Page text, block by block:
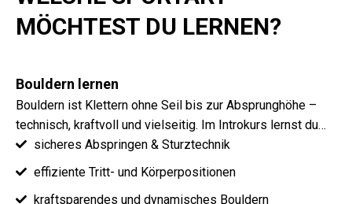
MÖCHTEST DU LERNEN?
Bouldern lernen
Bouldern ist Klettern ohne Seil bis zur Absprunghöhe –
technisch, kraftvoll und vielseitig. Im Introkurs lernst du…
sicheres Abspringen & Sturztechnik
effiziente Tritt- und Körperpositionen
kraftsparendes und dynamisches Bouldern